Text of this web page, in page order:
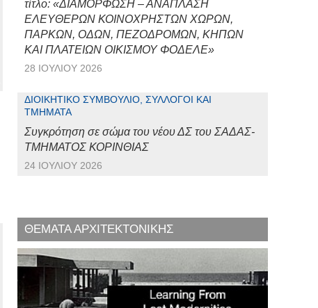
τίτλο: «ΔΙΑΜΟΡΦΩΣΗ – ΑΝΑΠΛΑΣΗ
ΕΛΕΥΘΕΡΩΝ ΚΟΙΝΟΧΡΗΣΤΩΝ ΧΩΡΩΝ,
ΠΑΡΚΩΝ, ΟΔΩΝ, ΠΕΖΟΔΡΟΜΩΝ, ΚΗΠΩΝ
ΚΑΙ ΠΛΑΤΕΙΩΝ ΟΙΚΙΣΜΟΥ ΦΟΔΕΛΕ»
28 ΙΟΥΛΊΟΥ 2026
ΔΙΟΙΚΗΤΙΚΌ ΣΥΜΒΟΎΛΙΟ, ΣΎΛΛΟΓΟΙ ΚΑΙ
ΤΜΉΜΑΤΑ
Συγκρότηση σε σώμα του νέου ΔΣ του ΣΑΔΑΣ-
ΤΜΗΜΑΤΟΣ ΚΟΡΙΝΘΙΑΣ
24 ΙΟΥΛΊΟΥ 2026
ΘΕΜΑΤΑ ΑΡΧΙΤΕΚΤΟΝΙΚΗΣ